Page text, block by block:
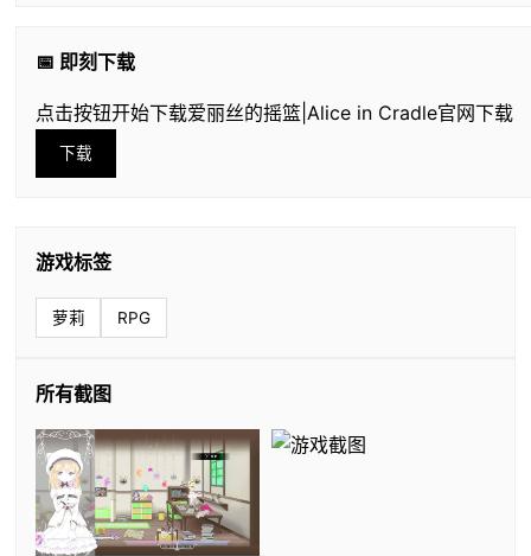
📅 即刻下载
点击按钮开始下载爱丽丝的摇篮|Alice in Cradle官网下载
下载
游戏标签
萝莉 RPG
所有截图